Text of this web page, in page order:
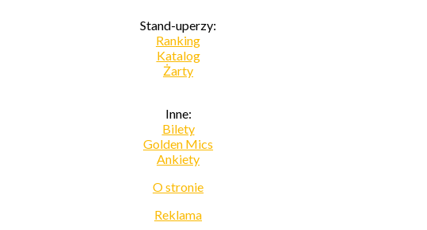
Stand-uperzy:
Ranking
Katalog
Żarty
Inne:
Bilety
Golden Mics
Ankiety
O stronie
Reklama